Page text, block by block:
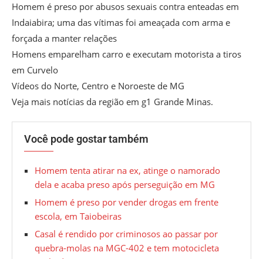
Homem é preso por abusos sexuais contra enteadas em
Indaiabira; uma das vítimas foi ameaçada com arma e
forçada a manter relações
Homens emparelham carro e executam motorista a tiros
em Curvelo
Vídeos do Norte, Centro e Noroeste de MG
Veja mais notícias da região em g1 Grande Minas.
Você pode gostar também
Homem tenta atirar na ex, atinge o namorado
dela e acaba preso após perseguição em MG
Homem é preso por vender drogas em frente
escola, em Taiobeiras
Casal é rendido por criminosos ao passar por
quebra-molas na MGC-402 e tem motocicleta